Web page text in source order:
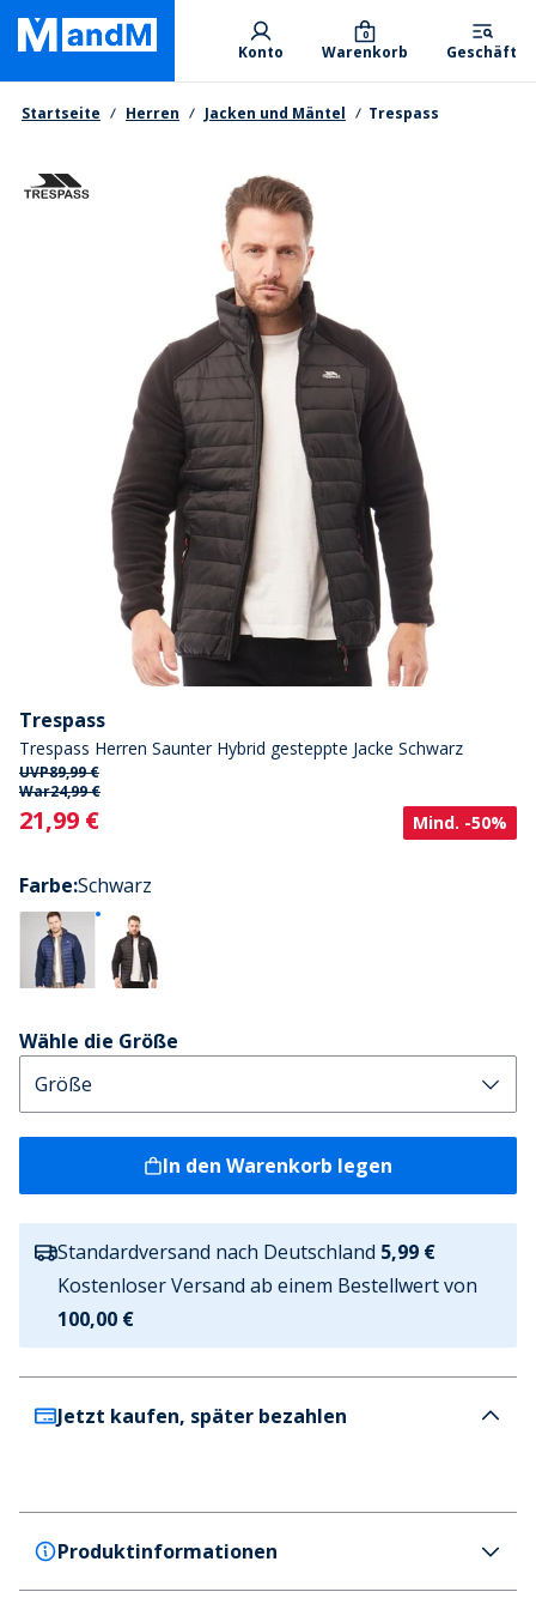
Skip
main
content
Primary departments
Konto Warenkorb
0
Geschäft
Brotkrumen
Startseite Herren Jacken und Mäntel Trespass
Trespass
Trespass Herren Saunter Hybrid gesteppte Jacke Schwarz
UVP89,99 €
War24,99 €
Current
21,99 € Mind. -50%
Farbe:Schwarz
Wähle die Größe
In den Warenkorb legen
Standardversand nach Deutschland 5,99 €
Kostenloser Versand ab einem Bestellwert von
100,00 €
Jetzt kaufen, später bezahlen
Produktinformationen